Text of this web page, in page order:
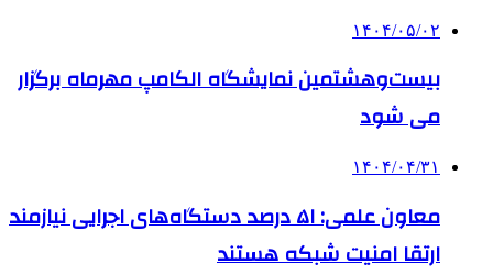
۱۴۰۴/۰۵/۰۲
بیست‌وهشتمین نمایشگاه الکامپ مهرماه برگزار
می شود
۱۴۰۴/۰۴/۳۱
معاون علمی: ۵۱ درصد دستگاه‌های اجرایی نیازمند
ارتقا امنیت شبکه هستند